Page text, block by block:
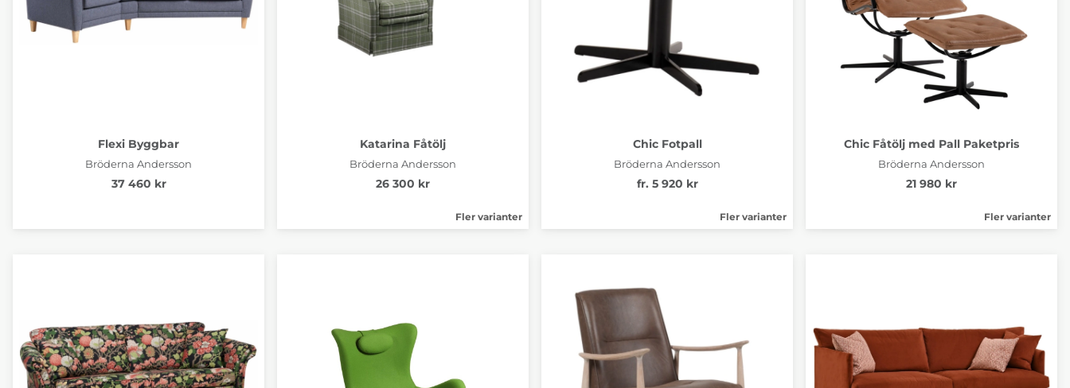
Flexi Byggbar
Bröderna Andersson
37 460 kr
Katarina Fåtölj
Bröderna Andersson
26 300 kr
Fler varianter
Chic Fotpall
Bröderna Andersson
fr. 5 920 kr
Fler varianter
Chic Fåtölj med Pall Paketpris
Bröderna Andersson
21 980 kr
Fler varianter